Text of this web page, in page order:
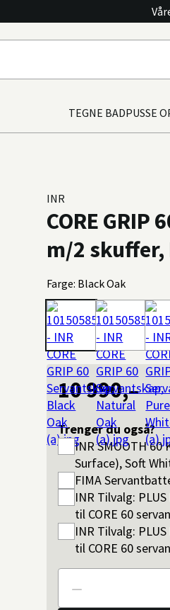
TEGNE BADPUSSE
INR
CORE GRIP
m/2 skuffer,
Farge: Black Oak
10 990,–
Trenger du også?
INR SMOOTH 60
Surface), Soft
FIMA
INR Tilvalg:
til CORE 60
INR Tilvalg:
til CORE 60
Antall